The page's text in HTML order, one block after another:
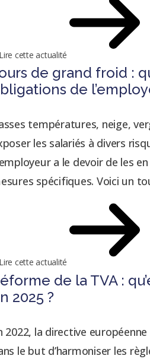
cette actualité
de grand froid :
de
températures, neige,
les salariés à divers
a le devoir de les
spécifiques. Voici un
cette actualité
de la TVA :
2025 ?
2022, la directive
le but d’harmoniser les